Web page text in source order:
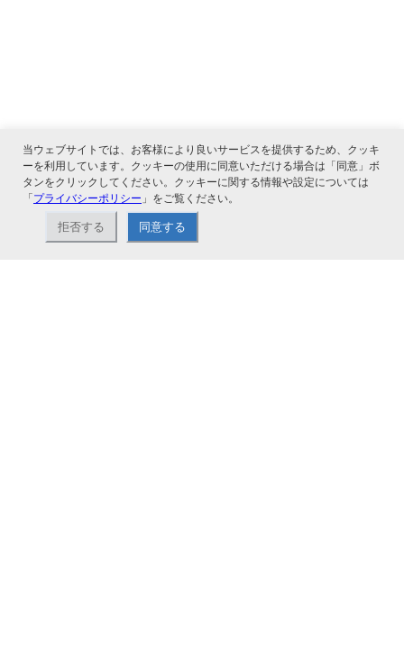
関連サービス
当ウェブサイトでは、お客様により良いサービスを提供するため、クッキ
ーを利用しています。クッキーの使用に同意いただける場合は「同意」ボ
タンをクリックしてください。クッキーに関する情報や設定については
「プライバシーポリシー 」をご覧ください。
拒否する 同意する